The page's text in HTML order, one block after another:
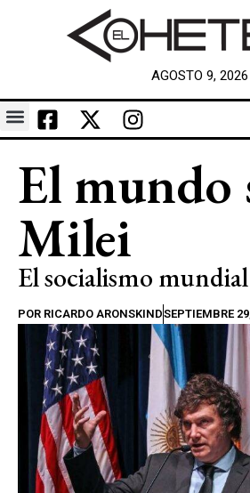
AGOSTO 9, 2026
El mundo
Milei
El socialismo
POR RICARDO ARONSKINDSEPTIEMBRE